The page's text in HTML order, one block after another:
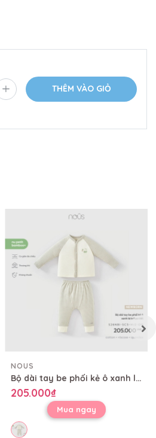
THÊM VÀO GIỎ
NOUS
Bộ dài tay be phối kẻ ô xanh lá in họa tiết
205.000₫
Mua ngay